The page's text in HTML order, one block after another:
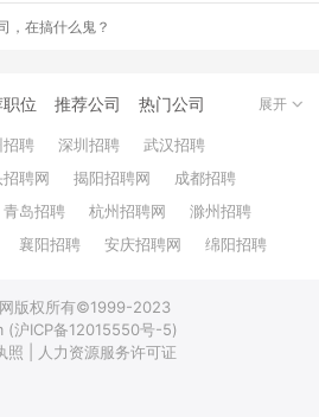
，在搞什么鬼？
位 推荐公司 热门公司
招聘 深圳招聘
武汉招聘
聘网 揭阳招聘网
成都招聘
青岛招聘 杭州招聘网
滁州招聘
襄阳招聘 安庆招聘网
绵阳招聘
展开
版权所有©1999-2023
(沪ICP备12015550号-5)
照 | 人力资源服务许可证